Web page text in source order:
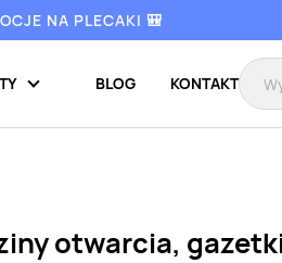
NA PLECAKI 🎒
BLOG KONTAKT
otwarcia,